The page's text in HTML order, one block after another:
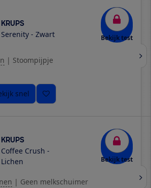
KRUPS
Serenity - Zwart Bekijk test
| Stoompijpje
snel
KRUPS
Coffee Crush -
Lichen
Bekijk test
| Geen melkschuimer